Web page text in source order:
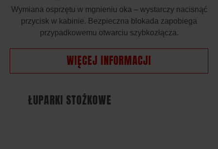
Wymiana osprzętu w mgnieniu oka – wystarczy nacisnąć
przycisk w kabinie. Bezpieczna blokada zapobiega
przypadkowemu otwarciu szybkozłącza.
WIĘCEJ INFORMACJI
ŁUPARKI STOŻKOWE